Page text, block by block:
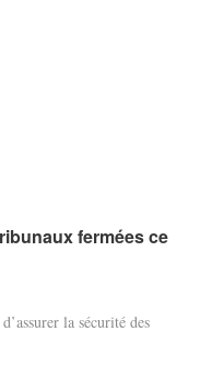
fermées ce
la sécurité des